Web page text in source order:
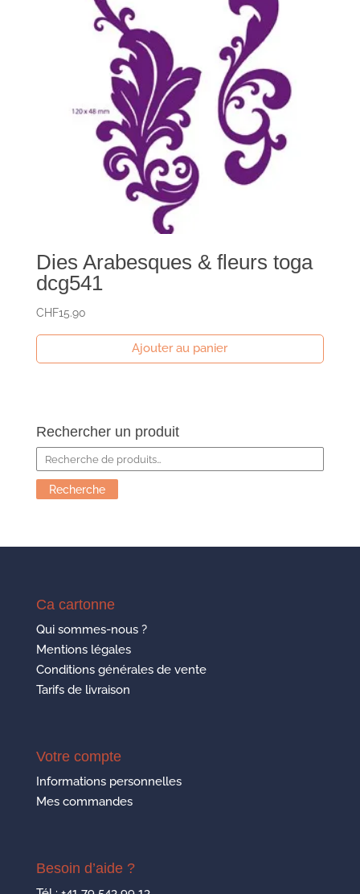
Dies Arabesques & fleurs toga
dcg541
CHF15.90
Ajouter au panier
Rechercher un produit
Recherche
pour :
Recherche
Ca cartonne
Qui sommes-nous ?
Mentions légales
Conditions générales de vente
Tarifs de livraison
Votre compte
Informations personnelles
Mes commandes
Besoin d’aide ?